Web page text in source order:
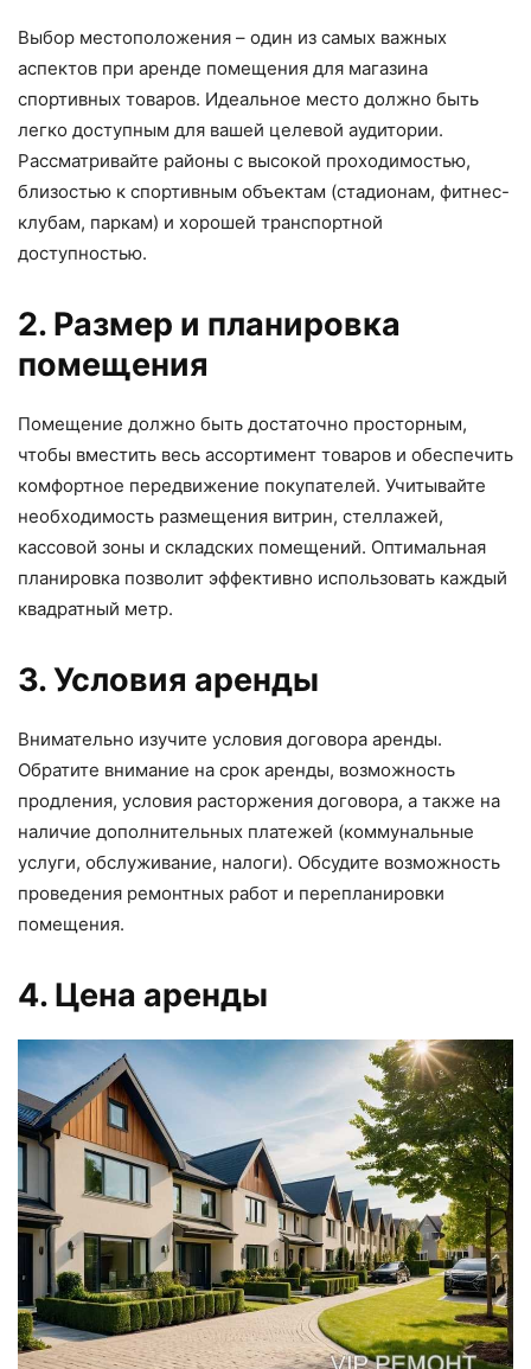
Выбор местоположения – один из самых важных
аспектов при аренде помещения для магазина
спортивных товаров. Идеальное место должно быть
легко доступным для вашей целевой аудитории.
Рассматривайте районы с высокой проходимостью,
близостью к спортивным объектам (стадионам, фитнес-
клубам, паркам) и хорошей транспортной
доступностью.
2. Размер и планировка
помещения
Помещение должно быть достаточно просторным,
чтобы вместить весь ассортимент товаров и обеспечить
комфортное передвижение покупателей. Учитывайте
необходимость размещения витрин, стеллажей,
кассовой зоны и складских помещений. Оптимальная
планировка позволит эффективно использовать каждый
квадратный метр.
3. Условия аренды
Внимательно изучите условия договора аренды.
Обратите внимание на срок аренды, возможность
продления, условия расторжения договора, а также на
наличие дополнительных платежей (коммунальные
услуги, обслуживание, налоги). Обсудите возможность
проведения ремонтных работ и перепланировки
помещения.
4. Цена аренды